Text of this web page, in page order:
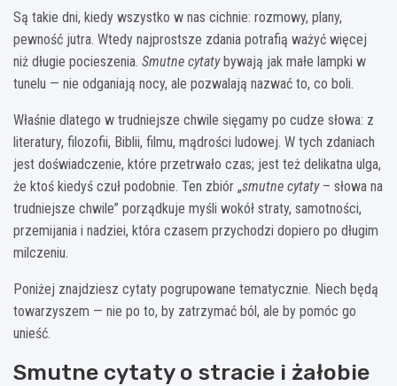
Są takie dni, kiedy wszystko w nas cichnie: rozmowy, plany,
pewność jutra. Wtedy najprostsze zdania potrafią ważyć więcej
niż długie pocieszenia. Smutne cytatybywają jak małe lampki w
tunelu — nie odganiają nocy, ale pozwalają nazwać to, co boli.
Właśnie dlatego w trudniejsze chwile sięgamy po cudze słowa: z
literatury, filozofii, Biblii, filmu, mądrości ludowej. W tych zdaniach
jest doświadczenie, które przetrwało czas; jest też delikatna ulga,
że ktoś kiedyś czuł podobnie. Ten zbiór „smutne cytaty– słowa na
trudniejsze chwile” porządkuje myśli wokół straty, samotności,
przemijania i nadziei, która czasem przychodzi dopiero po długim
milczeniu.
Poniżej znajdziesz cytaty pogrupowane tematycznie. Niech będą
towarzyszem — nie po to, by zatrzymać ból, ale by pomóc go
unieść.
Smutne cytaty o stracie i żałobie